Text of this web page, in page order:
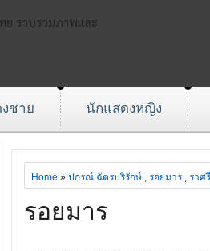
ย รวบรวมภาพและ
ชาย นักแสดงหญิง
Home » ปกรณ์ ฉัตรบริรักษ์ , รอยมาร , ราศ
รอยมาร